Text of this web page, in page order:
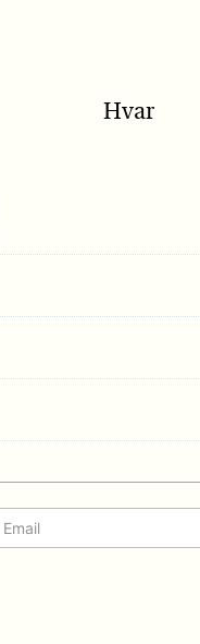
Hvar